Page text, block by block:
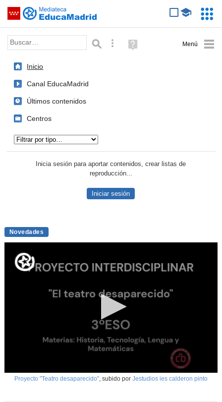
Saltar navegación
Palabra o frase: Búsqueda avanzada
Ayuda
(en
Inicio
Canal EducaMadrid
Últimos contenidos
Centros
Inicia sesión para aportar contenidos, crear listas de
reproducción...
Iniciar sesión
Mediateca de EducaMadrid
Novedades
Proyecto "Teatro desaparecido", subido por Jestudios ies calderon pinto